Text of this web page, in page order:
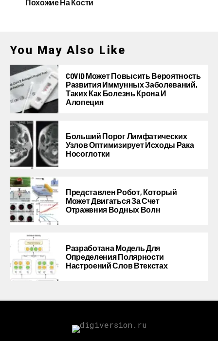
Похожие На Кости
You May Also Like
COVID Может Повысить Вероятность
Развития Иммунных Заболеваний,
Таких Как Болезнь Крона И
Алопеция
Больший Порог Лимфатических
Узлов Оптимизирует Исходы Рака
Носоглотки
Представлен Робот, Который
Может Двигаться За Счет
Отражения Водных Волн
Разработана Модель Для
Определения Полярности
Настроений Слов Втекстах